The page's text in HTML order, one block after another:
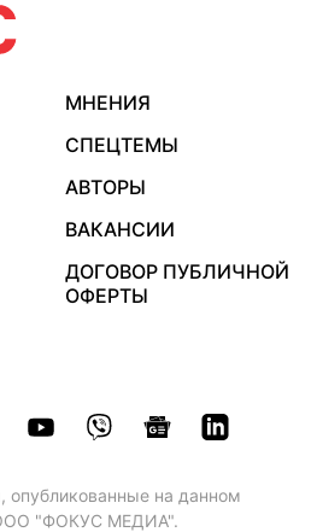
МНЕНИЯ
СПЕЦТЕМЫ
АВТОРЫ
ВАКАНСИИ
ДОГОВОР ПУБЛИЧНОЙ
ОФЕРТЫ
опубликованные на данном
"ФОКУС МЕДИА".